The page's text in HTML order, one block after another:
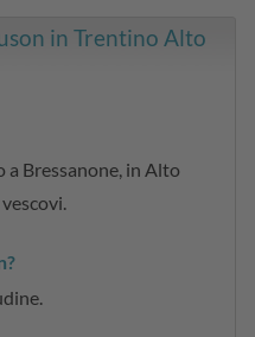
in Trentino Alto
a Bressanone, in Alto